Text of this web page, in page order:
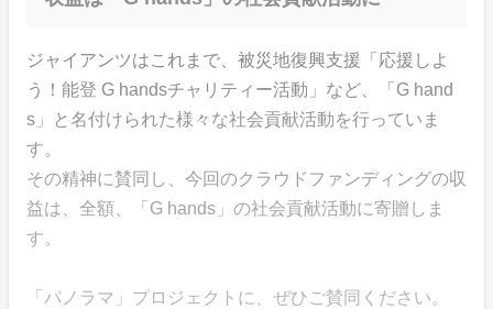
ジャイアンツはこれまで、被災地復興支援「応援しよ
う！能登 G handsチャリティー活動」など、「G hand
s」と名付けられた様々な社会貢献活動を行っていま
す。
その精神に賛同し、今回のクラウドファンディングの収
益は、全額、「G hands」の社会貢献活動に寄贈しま
す。
「パノラマ」プロジェクトに、ぜひご賛同ください。